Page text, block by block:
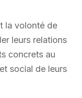
la volonté de
leurs relations
concrets au
social de leurs